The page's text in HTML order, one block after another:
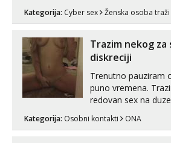
možete zabaviti
ako vam nisam
😉 Radim i vruća
line pozive. Za vas
Kategorija: Cyber sex Ženska osoba
Trazim nekog
diskreciji
Trenutno pauziram
puno vremena.
redovan sex na duze staze!
Kategorija: Osobni kontakti ONA